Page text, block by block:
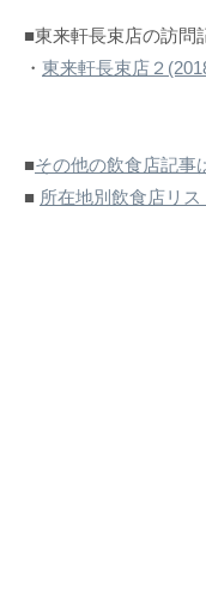
■東来軒長束店の訪問
・ 東来軒長束店２
■その他の飲食店記事
■ 所在地別飲食店リス